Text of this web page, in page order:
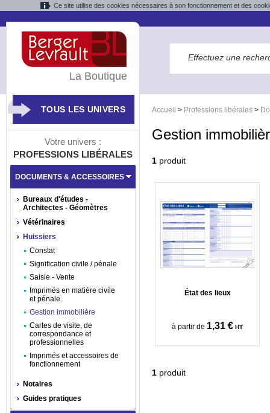
Ce site utilise des cookies nécessaires à son fonctionnement et des
Accueil > Professions libérales >
Gestion
1 produit
État des lieux
à partir de 1,31 € HT
1 produit
La Boutique
TOUS LES UNIVERS
Votre univers :
PROFESSIONS LIBÉRALES
DOCUMENTS & ACCESSOIRES
Bureaux d'études -
Architectes - Géomètres
Vétérinaires
Huissiers
Constat
Signification civile / pénale
Saisie - Vente
Imprimés en matière civile
et pénale
Gestion immobilière
Cartes de visite, de
correspondance et
professionnelles
Imprimés et accessoires de
fonctionnement
Notaires
Guides pratiques